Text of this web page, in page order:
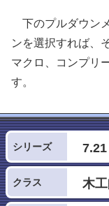
下のプルダウン
ンを選択すれば、
マクロ、コンプリ
す。
シリーズ
クラス